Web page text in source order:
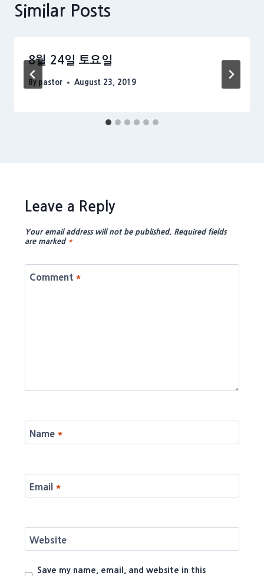
Similar Posts
8월 24일 토요일
By pastor August 23, 2019
Leave a Reply
Your email address will not be published. Required fields
are marked *
Comment *
Name *
Email *
Website
Save my name, email, and website in this